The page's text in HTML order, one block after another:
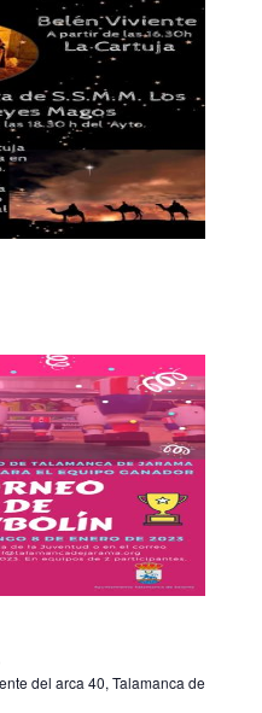
del arca 40, Talamanca de